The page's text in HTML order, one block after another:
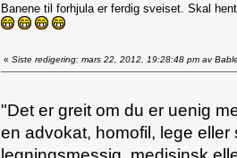
Banene til forhjula er ferdig sveiset. Skal
« Siste redigering: mars 22, 2012, 19:28:48 pm av
"Det er greit om du er uenig
en advokat, homofil, lege